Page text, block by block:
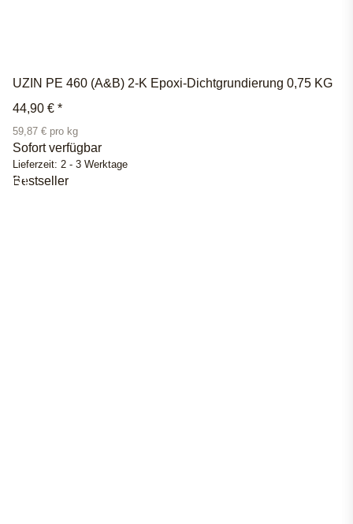
UZIN PE 460 (A&B) 2-K Epoxi-Dichtgrundierung 0,75 KG
44,90 € *
59,87 € pro kg
Sofort verfügbar
Lieferzeit: 2 - 3 Werktage
Bestseller